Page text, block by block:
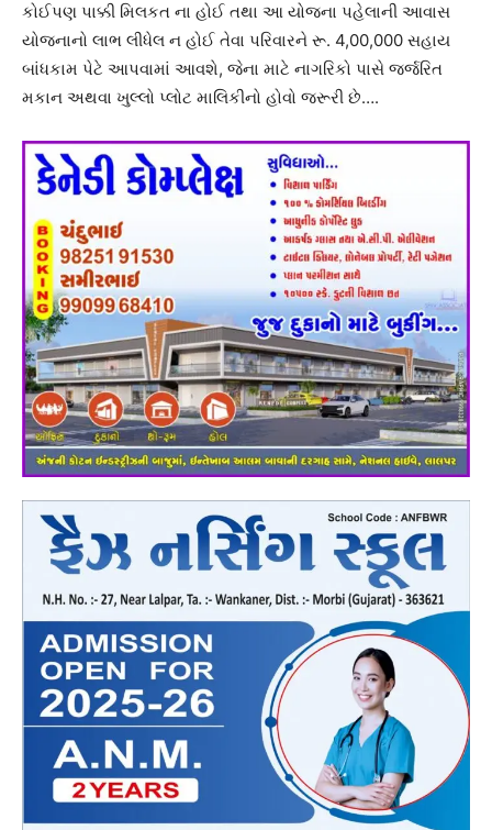
કોઈપણ પાક્કી મિલકત ના હોઈ તથા આ યોજના પહેલાની આવાસ
યોજનાનો લાભ લીધેલ ન હોઈ તેવા પરિવારને રૂ. 4,00,000 સહાય
બાંધકામ પેટે આપવામાં આવશે, જેના માટે નાગરિકો પાસે જર્જરિત
મકાન અથવા ખુલ્લો પ્લોટ માલિકીનો હોવો જરૂરી છે….